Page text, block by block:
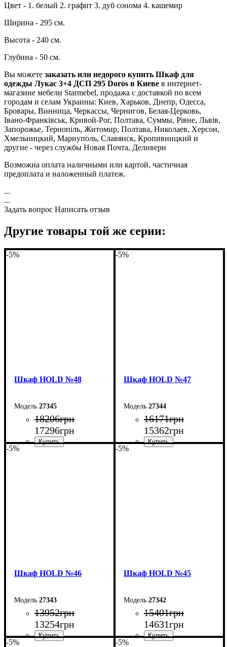
Цвет - 1. белый 2. графит 3. дуб сонома 4. кашемир
Ширина - 295 см.
Высота - 240 см.
Глубина - 50 см.
Вы можете заказать или недорого купить Шкаф для
одежды Лукас 3+4 ДСП 295 Doros в Киеве в интернет-
магазине мебели Starmebel, продажа с доставкой по всем
городам и селам Украины: Киев, Харьков, Днепр, Одесса,
Бровары, Винница, Черкассы, Чернигов, Белая-Церковь,
Івано-Франківськ, Кривой-Рог, Полтава, Суммы, Рівне, Львів,
Запорожье, Тернопіль, Житомир, Полтава, Николаев, Херсон,
Хмельницкий, Мариуполь, Славянск, Кропивницкий и
другие - через службы Новая Почта, Деливери
Возможна оплата наличными или картой, частичная
предоплата и наложенный платеж.
...
...
Задать вопрос Написать отзыв
Другие товары той же серии:
-5%
Шкаф НOLD №48
27345
18206грн
17296грн
-5%
Шкаф НOLD №47
27344
16171грн
15362грн
-5%
Шкаф НOLD №46
27343
13952грн
13254грн
-5%
Шкаф НOLD №45
27342
15401грн
14631грн
-5% -5%